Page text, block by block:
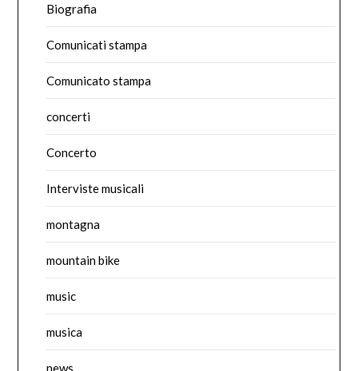
Biografia
Comunicati stampa
Comunicato stampa
concerti
Concerto
Interviste musicali
montagna
mountain bike
music
musica
news